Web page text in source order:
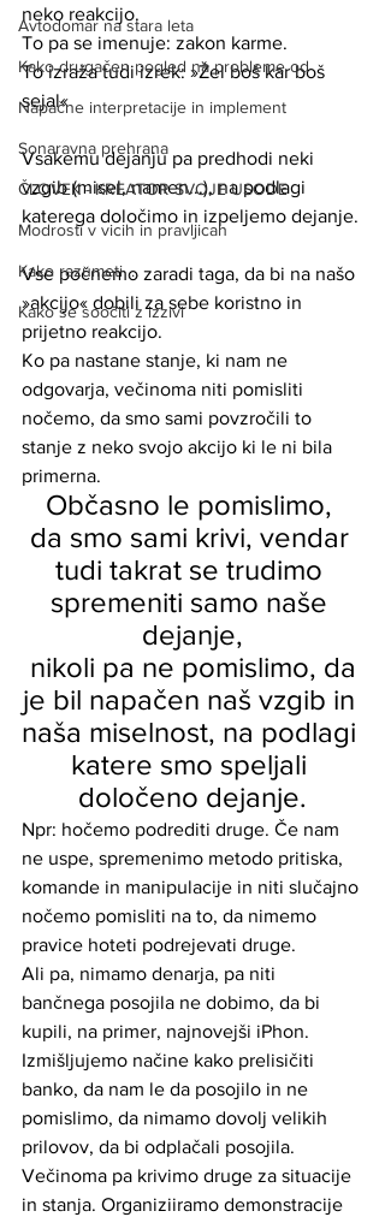
Avtodomar na stara leta
Kako drugačen pogled na probleme od
Napačne interpretacije in implement
Sonaravna prehrana
ČLOVEK - KREATOR SVOJE USODE
Modrosti v vicih in pravljicah
Kako razumeti ...
Kako se soočiti z izzivi
neko reakcijo.
To pa se imenuje: zakon karme.
To izraža tudi izrek: »Žel boš kar boš
sejal«
Vsakemu dejanju pa predhodi neki
vzgib (misel, namen...), na podlagi
katerega določimo in izpeljemo dejanje.
Vse počnemo zaradi taga, da bi na našo
»akcijo« dobili za sebe koristno in
prijetno reakcijo.
Ko pa nastane stanje, ki nam ne
odgovarja, večinoma niti pomisliti
nočemo, da smo sami povzročili to
stanje z neko svojo akcijo ki le ni bila
primerna.
Občasno le pomislimo,
da smo sami krivi, vendar
tudi takrat se trudimo
spremeniti samo naše
dejanje,
je bil napačen naš vzgib in
naša miselnost, na podlagi
katere smo speljali
določeno dejanje.
Npr: hočemo podrediti druge. Če nam
ne uspe, spremenimo metodo pritiska,
komande in manipulacije in niti slučajno
nočemo pomisliti na to, da nimemo
pravice hoteti podrejevati druge.
Ali pa, nimamo denarja, pa niti
bančnega posojila ne dobimo, da bi
kupili, na primer, najnovejši iPhon.
Izmišljujemo načine kako prelisičiti
banko, da nam le da posojilo in ne
pomislimo, da nimamo dovolj velikih
prilovov, da bi odplačali posojila.
Večinoma pa krivimo druge za situacije
in stanja. Organiziiramo demonstracije